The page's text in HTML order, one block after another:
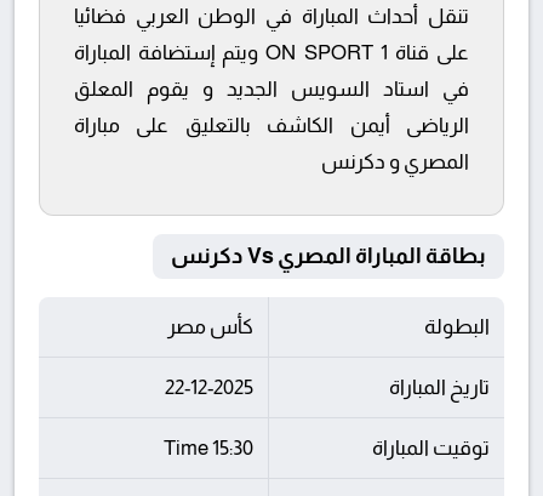
تنقل أحداث المباراة في الوطن العربي فضائيا
على قناة ON SPORT 1 ويتم إستضافة المباراة
في استاد السويس الجديد و يقوم المعلق
الرياضى أيمن الكاشف بالتعليق على مباراة
المصري و دكرنس
بطاقة المباراة المصري Vs دكرنس
البطولة كأس مصر
تاريخ المباراة 22-12-2025
توقيت المباراة 15:30 Time